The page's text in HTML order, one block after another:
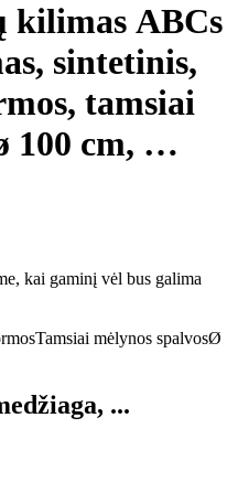
kilimas ABCs
sintetinis,
tamsiai
100 cm, …
kai gaminį vėl bus galima
Tamsiai mėlynos spalvosØ
...